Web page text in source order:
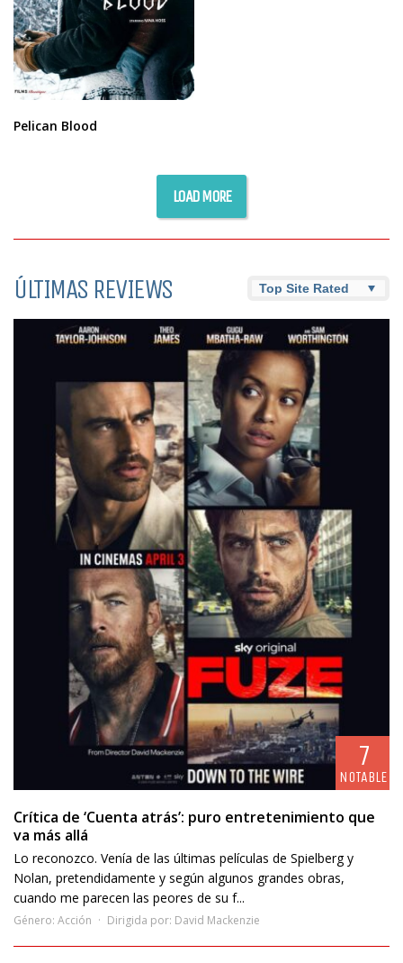
Pelican Blood
LOAD MORE
ÚLTIMAS REVIEWS
7
NOTABLE
Crítica de ‘Cuenta atrás’: puro entretenimiento que
va más allá
Lo reconozco. Venía de las últimas películas de Spielberg y
Nolan, pretendidamente y según algunos grandes obras,
cuando me parecen las peores de su f...
Género: Acción Dirigida por: David Mackenzie